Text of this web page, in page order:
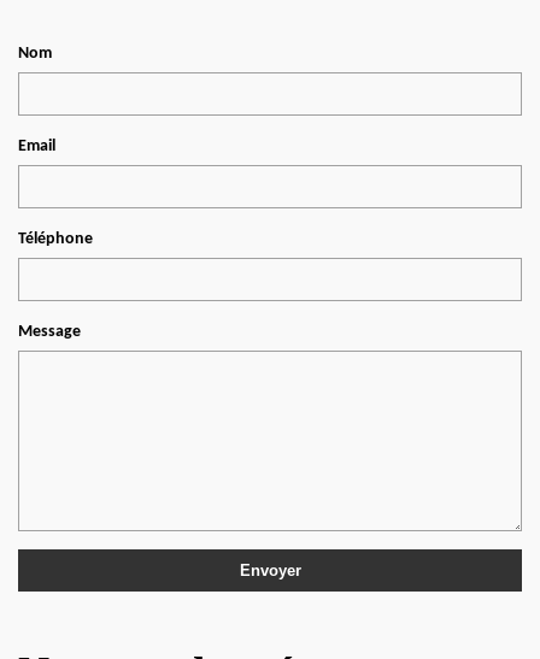
Nom
Email
Téléphone
Message